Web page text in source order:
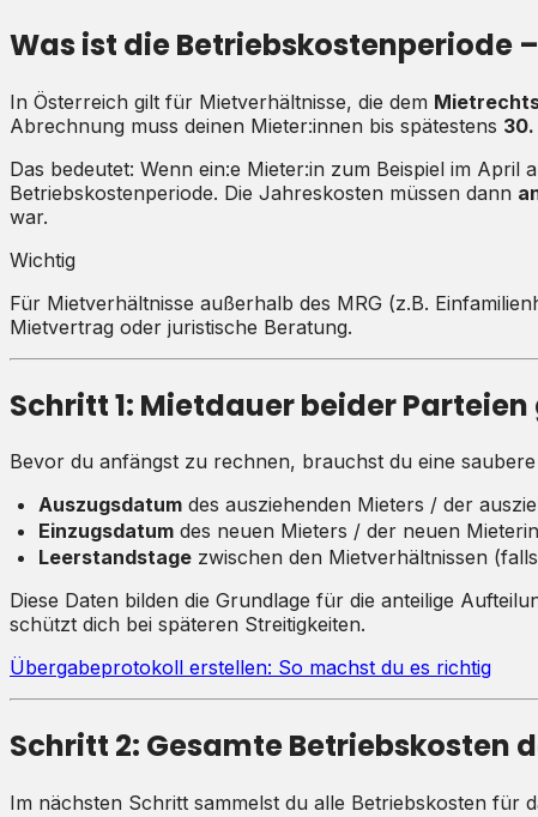
Was ist die Betriebskostenperiode
In Österreich gilt für Mietverhältnisse, die dem
Abrechnung muss deinen Mieter:innen bis spätestens
Das bedeutet: Wenn ein:e Mieter:in zum Beispiel im
Betriebskostenperiode. Die Jahreskosten müssen dann
war.
Wichtig
Für Mietverhältnisse außerhalb des MRG (z.B.
Mietvertrag oder juristische Beratung.
Schritt 1: Mietdauer beider
Bevor du anfängst zu rechnen, brauchst du eine
Auszugsdatum des ausziehenden Mieters / der
Einzugsdatum des neuen Mieters / der neuen Mieterin
Leerstandstage zwischen den Mietverhältnissen
Diese Daten bilden die Grundlage für die anteilige
schützt dich bei späteren Streitigkeiten.
Übergabeprotokoll erstellen: So machst du es richtig
Schritt 2: Gesamte Betriebskosten
Im nächsten Schritt sammelst du alle Betriebskosten für